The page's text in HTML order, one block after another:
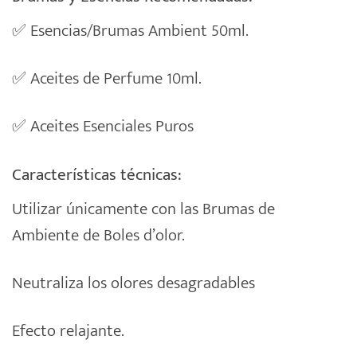
✅ Esencias/Brumas Ambient 50ml.
✅Aceites de Perfume 10ml.
✅Aceites Esenciales Puros
Características técnicas:
Utilizar únicamente con las Brumas de
Ambiente de Boles d’olor.
Neutraliza los olores desagradables
Efecto relajante.